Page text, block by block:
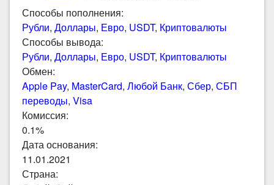
Способы пополнения:
Рубли, Доллары, Евро, USDT, Криптовалюты
Способы вывода:
Рубли, Доллары, Евро, USDT, Криптовалюты
Обмен:
Apple Pay, MasterCard, Любой Банк, Сбер, СБП
переводы, Visa
Комиссия:
0.1%
Дата основания:
11.01.2021
Страна: